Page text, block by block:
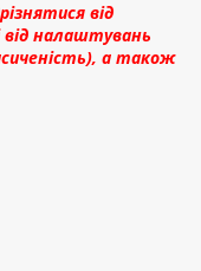
від
налаштувань
а також